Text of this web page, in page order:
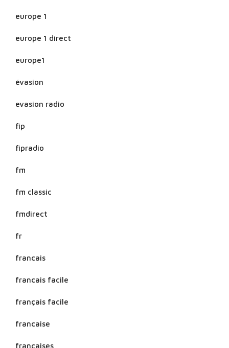
europe 1
europe 1 direct
europe1
évasion
evasion radio
fip
fipradio
fm
fm classic
fmdirect
fr
francais
francais facile
français facile
francaise
francaises